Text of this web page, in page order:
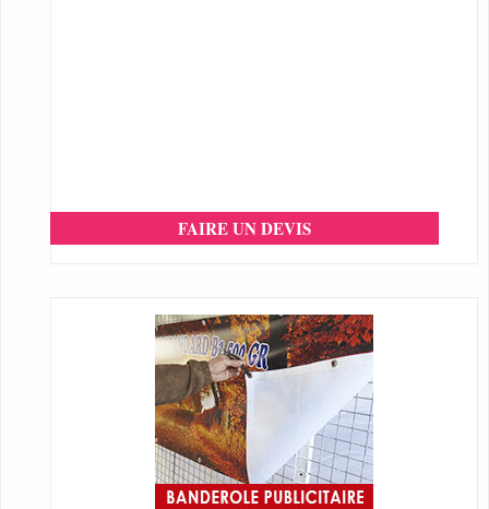
FAIRE UN DEVIS